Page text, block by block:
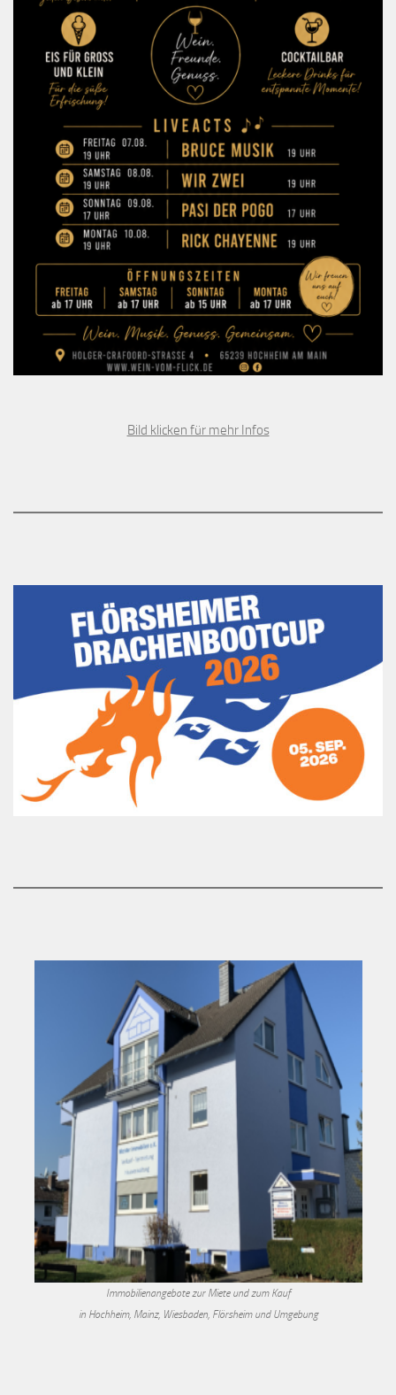
Bild klicken für mehr Infos
Immobilienangebote zur Miete und zum Kauf
in Hochheim, Mainz, Wiesbaden, Flörsheim und Umgebung